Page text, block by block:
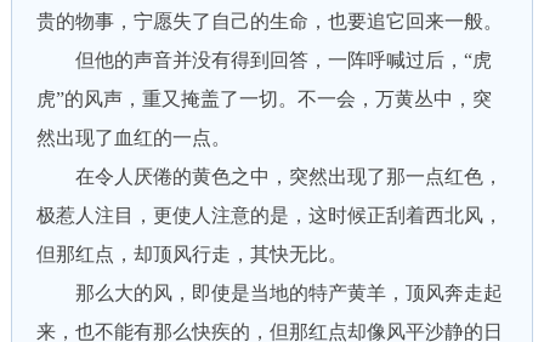
贵的物事，宁愿失了自己的生命，也要追它回来一般。
但他的声音并没有得到回答，一阵呼喊过后，“虎
虎”的风声，重又掩盖了一切。不一会，万黄丛中，突
然出现了血红的一点。
在令人厌倦的黄色之中，突然出现了那一点红色，
极惹人注目，更使人注意的是，这时候正刮着西北风，
但那红点，却顶风行走，其快无比。
那么大的风，即使是当地的特产黄羊，顶风奔走起
来，也不能有那么快疾的，但那红点却像风平沙静的日